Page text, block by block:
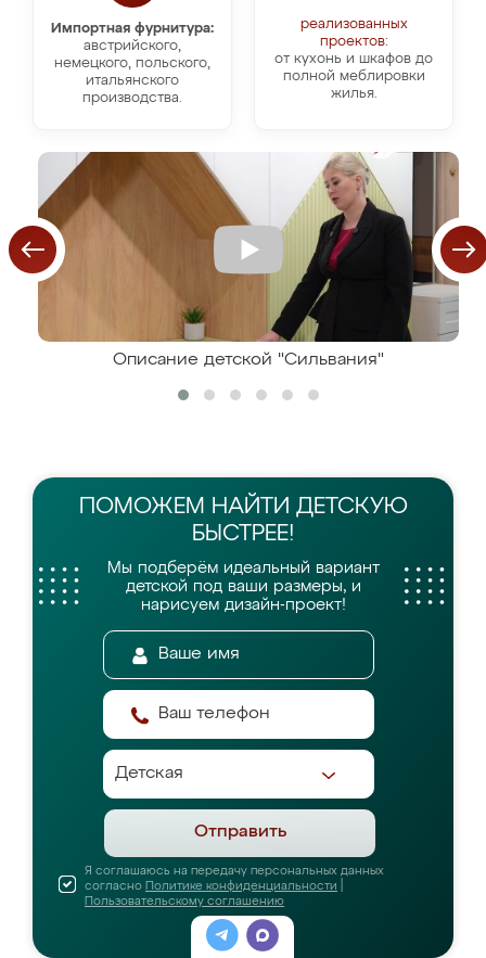
Импортная фурнитура:
австрийского,
немецкого, польского,
итальянского
производства.
реализованных
проектов:
от кухонь и шкафов до
полной меблировки
жилья.
Описание детской "Сильвания"
ПОМОЖЕМ НАЙТИ ДЕТСКУЮ
БЫСТРЕЕ!
Мы подберём идеальный вариант
детской под ваши размеры, и
нарисуем дизайн-проект!
Отправить
Я соглашаюсь на передачу персональных данных
согласно Политике конфиденциальности
Пользовательскому соглашению